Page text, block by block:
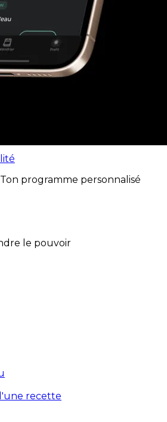
programme personnalisé
le pouvoir
recette